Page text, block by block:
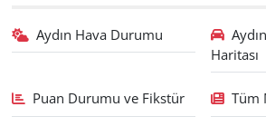
Aydın Hava Durumu
Haritası
Puan Durumu ve Fikstür Tüm